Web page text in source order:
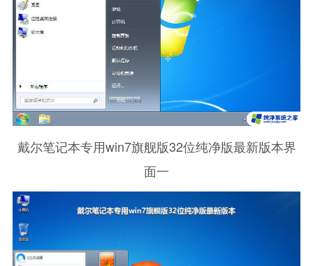
戴尔笔记本专用win7旗舰版32位纯净版最新版本界
面一